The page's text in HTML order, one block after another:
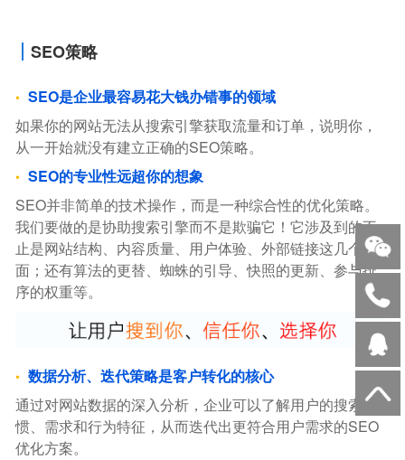
SEO策略
SEO是企业最容易花大钱办错事的领域
如果你的网站无法从搜索引擎获取流量和订单，说明你，
从一开始就没有建立正确的SEO策略。
SEO的专业性远超你的想象
SEO并非简单的技术操作，而是一种综合性的优化策略。
我们要做的是协助搜索引擎而不是欺骗它！它涉及到的不
止是网站结构、内容质量、用户体验、外部链接这几个方
面；还有算法的更替、蜘蛛的引导、快照的更新、参与排
序的权重等。
数据分析、迭代策略是客户转化的核心
通过对网站数据的深入分析，企业可以了解用户的搜索习
惯、需求和行为特征，从而迭代出更符合用户需求的SEO
优化方案。